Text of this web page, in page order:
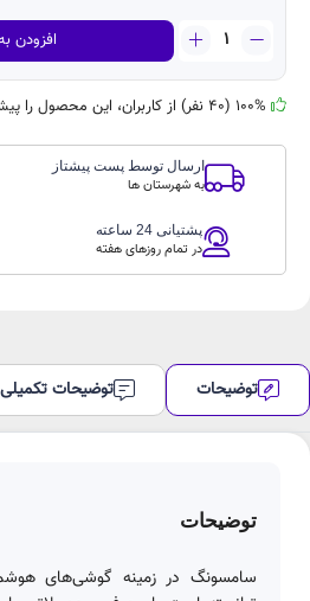
سامسونگ
مدل
A34
ظرفیت
256
8
گیگابایت(ویتنام)
عدد
افزودن
ارسال توسط پست پیشتاز
به شهرستان ها
پشتیانی 24 ساعته
در تمام روزهای هفته
توضیحات توضیحات تکمیلی
توضیحات
سامسونگ در زمینه گوشی‌های